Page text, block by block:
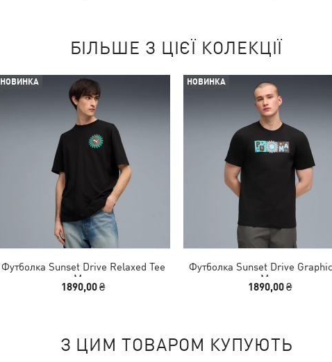
БІЛЬШЕ З ЦІЄЇ КОЛЕКЦІЇ
НОВИНКА
Футболка Sunset Drive Relaxed Tee
Men
1890,00 ₴
НОВИНКА
Футболка Sunset Drive
Men
1890,00 ₴
З ЦИМ ТОВАРОМ КУПУЮТЬ